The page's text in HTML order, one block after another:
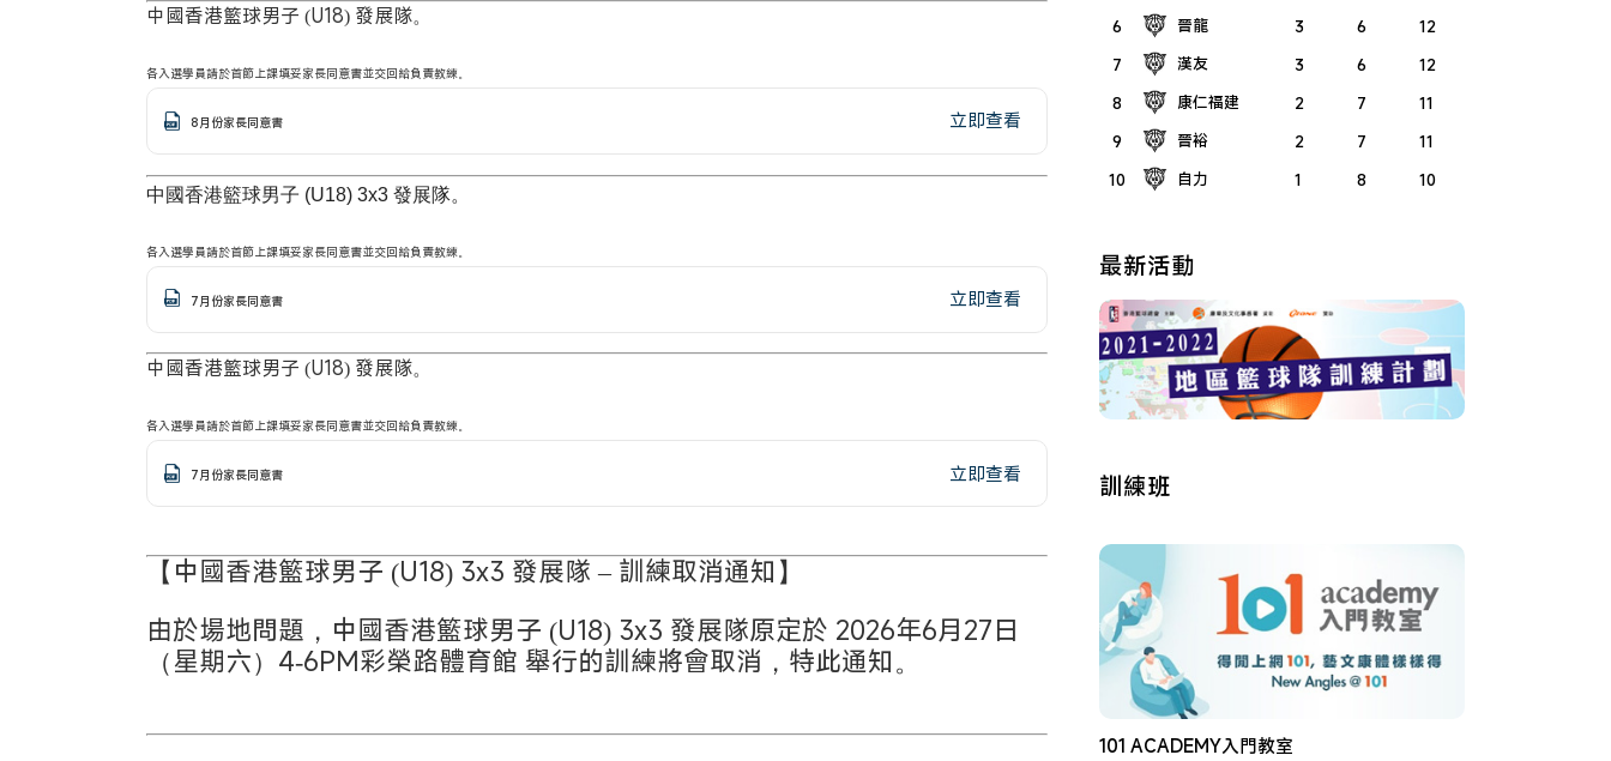
中國香港籃球男子 (U18) 發展隊。
各入選學員請於首節上課填妥家長同意書並交回給負責教練。
8月份家長同意書 立即查看
中國香港籃球男子 (U18) 3x3 發展隊。
各入選學員請於首節上課填妥家長同意書並交回給負責教練。
7月份家長同意書 立即查看
中國香港籃球男子 (U18) 發展隊。
各入選學員請於首節上課填妥家長同意書並交回給負責教練。
7月份家長同意書 立即查看
【中國香港籃球男子 (U18) 3x3 發展隊 – 訓練取消通知】
由於場地問題，中國香港籃球男子 (U18) 3x3 發展隊原定於 2026年6月27日
（星期六）4-6PM彩榮路體育館 舉行的訓練將會取消，特此通知。
6
晉龍 3 6
12
7
漢友 3 6
12
8
康仁福建 2 7
11
9
晉裕 2 7
11
10
自力 1 8 10
最新活動
訓練班
101 ACADEMY入門教室